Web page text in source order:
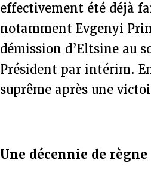
effectivement été déjà
notamment Evgenyi
démission d’Eltsine au
Président par intérim.
suprême après une
Une décennie de règne